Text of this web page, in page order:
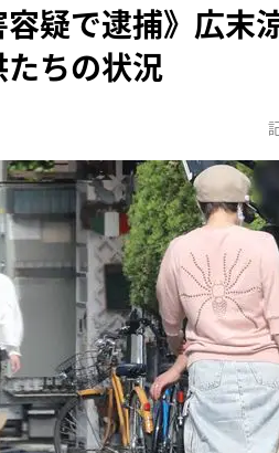
容疑で逮捕》広
ちの状況